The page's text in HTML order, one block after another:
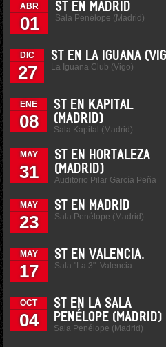
ABR
01
ST EN MADRID
Sala Penélope (Madrid)
DIC
27
ST EN LA IGUANA
La Iguana Club (Vigo)
ENE
08
ST EN KAPITAL
(MADRID)
Sala Kapital (Madrid)
MAY
31
ST EN HORTALEZA
(MADRID)
Auditorio Pilar García Peña
MAY
23
ST EN MADRID
Sala Penélope (Madrid)
MAY
17
ST EN VALENCIA.
Sala "La 3". Valencia
OCT
04
ST EN LA SALA
PENÉLOPE (MADRID)
Sala Penélope (Madrid)